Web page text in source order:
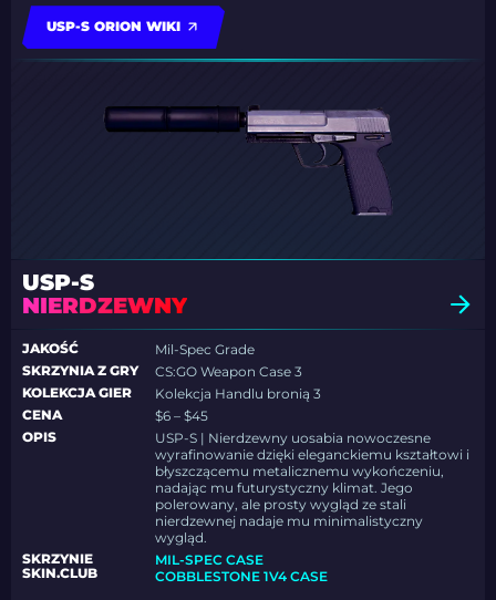
USP-S ORION WIKI
USP-S
NIERDZEWNY
JAKOŚĆ
Mil-Spec Grade
SKRZYNIA Z GRY
CS:GO Weapon Case 3
KOLEKCJA GIER
Kolekcja Handlu bronią 3
CENA
$6 – $45
OPIS
USP-S | Nierdzewny uosabia nowoczesne
wyrafinowanie dzięki eleganckiemu kształtowi i
błyszczącemu metalicznemu wykończeniu,
nadając mu futurystyczny klimat. Jego
polerowany, ale prosty wygląd ze stali
nierdzewnej nadaje mu minimalistyczny
wygląd.
SKRZYNIE
SKIN.CLUB
MIL-SPEC CASE
COBBLESTONE 1V4 CASE